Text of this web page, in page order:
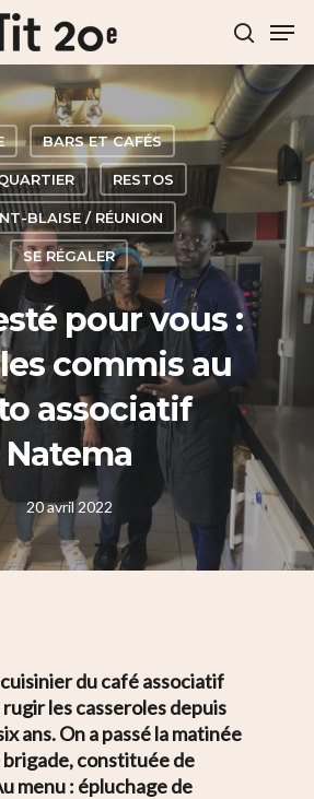
or ESC to close
BARS ET CAFÉS
RESTOS
BLAISE / RÉUNION
SE RÉGALER
pour vous :
commis au
associatif
Natema
20 avril 2022
du café associatif
les casseroles depuis
ans. On a passé la matinée
brigade, constituée de
menu : épluchage de